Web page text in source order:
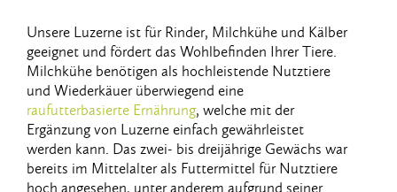
Unsere Luzerne ist für Rinder, Milchkühe und Kälber
geeignet und fördert das Wohlbefinden Ihrer Tiere.
Milchkühe benötigen als hochleistende Nutztiere
und Wiederkäuer überwiegend eine
raufutterbasierte Ernährung, welche mit der
Ergänzung von Luzerne einfach gewährleistet
werden kann. Das zwei- bis dreijährige Gewächs war
bereits im Mittelalter als Futtermittel für Nutztiere
hoch angesehen, unter anderem aufgrund seiner